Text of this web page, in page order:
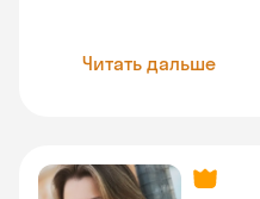
Читать дальше